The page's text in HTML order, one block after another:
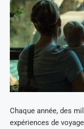
Chaque année, des
expériences de